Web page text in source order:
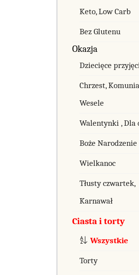
Keto, Low Carb
Bez Glutenu
Okazja
Dziecięce
Chrzest,
Wesele
Walentynki , Dla
Boże Narodzenie
Wielkanoc
Tłusty czwartek,
Karnawał
Ciasta i torty
Wszystkie
Torty